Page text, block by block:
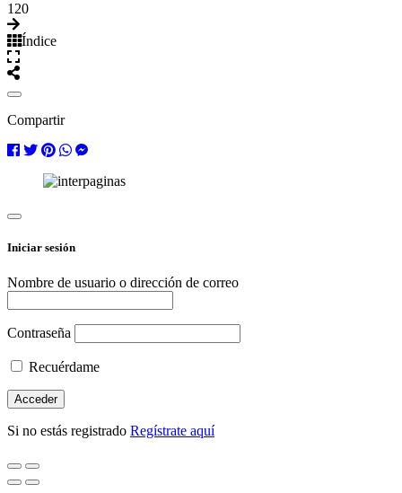
120
Índice
Compartir
Iniciar sesión
Nombre de usuario o dirección de correo
Contraseña
Recuérdame
Si no estás registrado Regístrate aquí